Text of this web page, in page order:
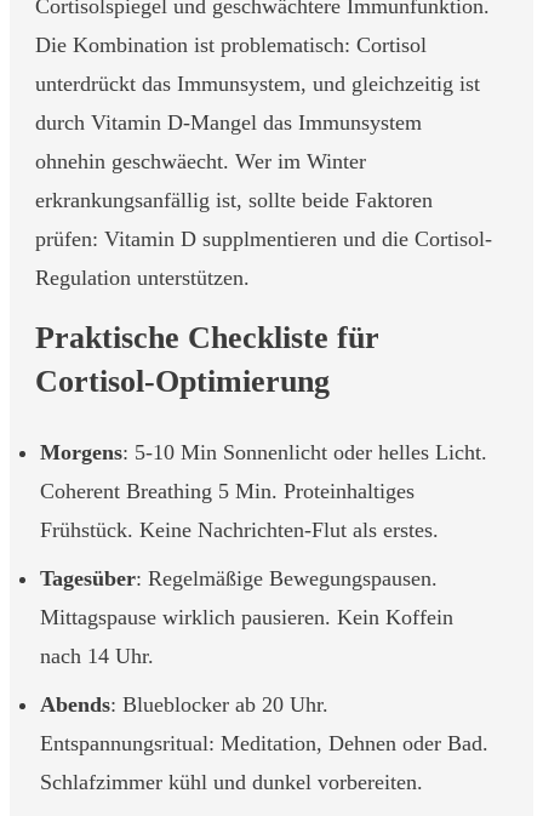
Cortisolspiegel und geschwächtere Immunfunktion.
Die Kombination ist problematisch: Cortisol
unterdrückt das Immunsystem, und gleichzeitig ist
durch Vitamin D-Mangel das Immunsystem
ohnehin geschwäecht. Wer im Winter
erkrankungsanfällig ist, sollte beide Faktoren
prüfen: Vitamin D supplmentieren und die Cortisol-
Regulation unterstützen.
Praktische Checkliste für
Cortisol-Optimierung
Morgens: 5-10 Min Sonnenlicht oder helles Licht.
Coherent Breathing 5 Min. Proteinhaltiges
Frühstück. Keine Nachrichten-Flut als erstes.
Tagesüber: Regelmäßige Bewegungspausen.
Mittagspause wirklich pausieren. Kein Koffein
nach 14 Uhr.
Abends: Blueblocker ab 20 Uhr.
Entspannungsritual: Meditation, Dehnen oder Bad.
Schlafzimmer kühl und dunkel vorbereiten.